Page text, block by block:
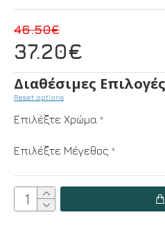
37.20€
46.50€
Διαθέσιμες Επιλογές
Reset options
Επιλέξτε Χρώμα
Επιλέξτε Μέγεθος